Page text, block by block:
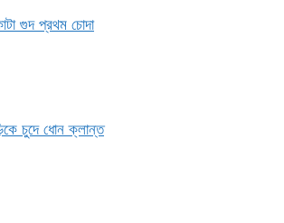
গুদ প্রথম চোদা
চুদে ধোন ক্লান্ত